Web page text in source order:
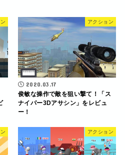
アクション
2020.03.17
俊敏な操作で敵を狙い撃て！「ス
ナイパー3Dアサシン」をレビュ
ー！
アクション